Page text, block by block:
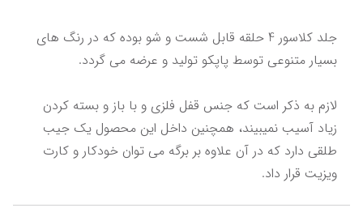
ویزیت قرار داد.